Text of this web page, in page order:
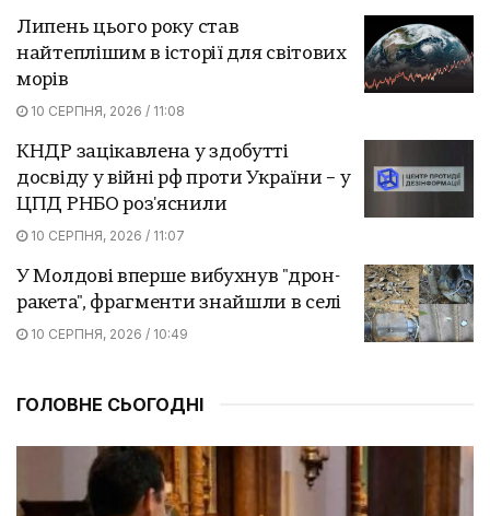
Липень цього року став
найтеплішим в історії для світових
морів
10 СЕРПНЯ, 2026 / 11:08
КНДР зацікавлена у здобутті
досвіду у війні рф проти України – у
ЦПД РНБО роз'яснили
10 СЕРПНЯ, 2026 / 11:07
У Молдові вперше вибухнув "дрон-
ракета", фрагменти знайшли в селі
10 СЕРПНЯ, 2026 / 10:49
ГОЛОВНЕ СЬОГОДНІ